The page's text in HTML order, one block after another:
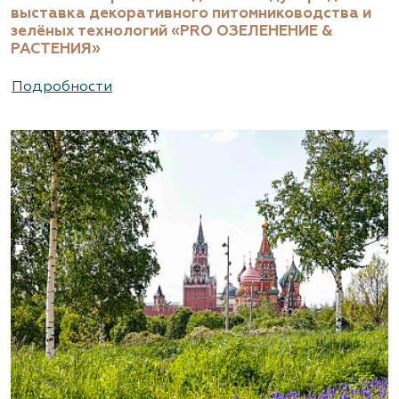
выставка декоративного питомниководства и
зелёных технологий «PRO ОЗЕЛЕНЕНИЕ &
РАСТЕНИЯ»
Подробности